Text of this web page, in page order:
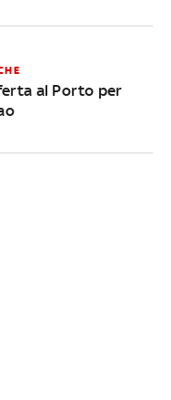
al Porto per